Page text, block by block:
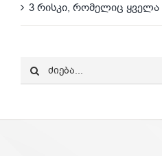
3 რისკი, რომელიც
Search